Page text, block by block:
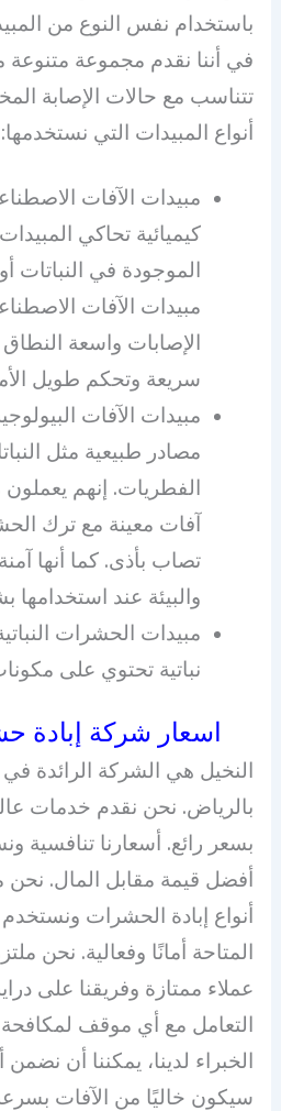
باستخدام نفس النوع من
في أننا نقدم مجموعة متنوعة
تتناسب مع حالات الإصابة
أنواع المبيدات التي نستخدمها:
مبيدات الآفات
كيميائية تحاكي
الموجودة في النباتات أو
مبيدات الآفات
الإصابات واسعة النطاق
سريعة وتحكم طويل
مبيدات الآفات
مصادر طبيعية مثل
الفطريات. إنهم
آفات معينة مع ترك
تصاب بأذى. كما أنها
والبيئة عند
مبيدات الحشرات
نباتية تحتوي على
اسعار شركة إبادة
النخيل هي الشركة الرائدة
بالرياض. نحن نقدم خدمات
بسعر رائع. أسعارنا تنافسية
أفضل قيمة مقابل المال.
أنواع إبادة الحشرات
المتاحة أمانًا وفعالية. نحن
عملاء ممتازة وفريقنا على
التعامل مع أي موقف
الخبراء لدينا، يمكننا أن
سيكون خاليًا من الآفات